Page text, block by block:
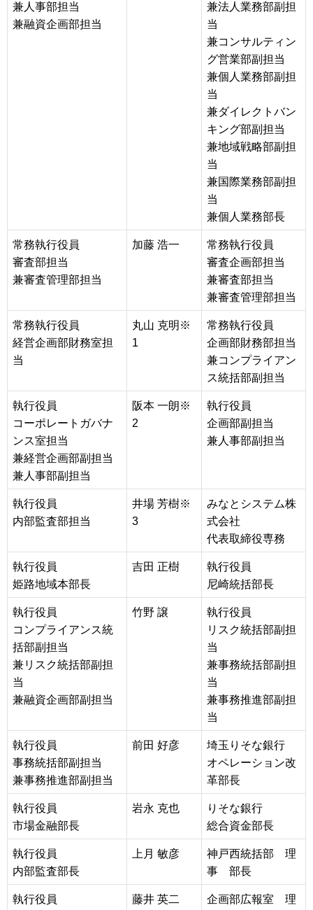
兼人事部担当
兼融資企画部担当
兼法人業務部副担
当
兼コンサルティン
グ営業部副担当
兼個人業務部副担
当
兼ダイレクトバン
キング部副担当
兼地域戦略部副担
当
兼国際業務部副担
当
兼個人業務部長
常務執行役員
審査部担当
兼審査管理部担当
加藤 浩一
常務執行役員
審査企画部担当
兼審査部担当
兼審査管理部担当
常務執行役員
経営企画部財務室担
当
丸山 克明※
1
常務執行役員
企画部財務部担当
兼コンプライアン
ス統括部副担当
執行役員
コーポレートガバナ
ンス室担当
兼経営企画部副担当
兼人事部副担当
阪本 一朗※
2
執行役員
企画部副担当
兼人事部副担当
執行役員
内部監査部担当
井場 芳樹※
3
みなとシステム株
式会社
代表取締役専務
執行役員
姫路地域本部長
吉田 正樹
執行役員
尼崎統括部長
執行役員
コンプライアンス統
括部副担当
兼リスク統括部副担
当
兼融資企画部副担当
竹野 譲
執行役員
リスク統括部副担
当
兼事務統括部副担
当
兼事務推進部副担
当
執行役員
事務統括部副担当
兼事務推進部副担当
前田 好彦
埼玉りそな銀行
オペレーション改
革部長
執行役員
市場金融部長
岩永 克也
りそな銀行
総合資金部長
執行役員
内部監査部長
上月 敏彦
神戸西統括部 理
事 部長
執行役員 藤井 英二 企画部広報室 理